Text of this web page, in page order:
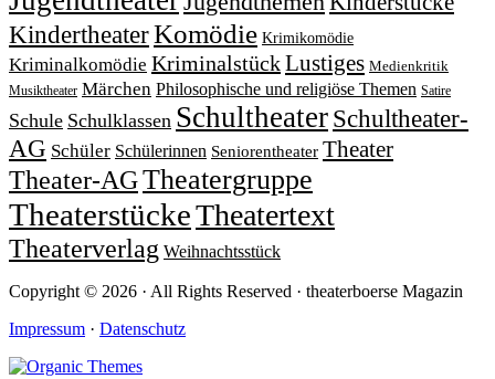
KindertheaterKomödie Krimikomödie
Kriminalkomödie KriminalstückLustiges Medienkritik
Musiktheater Märchen Philosophische und religiöse Themen Satire
Schule Schulklassen Schultheater Schultheater-
AG Schüler Schülerinnen Seniorentheater Theater
Theater-AGTheatergruppe
TheaterstückeTheatertext
Theaterverlag Weihnachtsstück
Copyright © 2026 · All Rights Reserved · theaterboerse Magazin
Impressum · Datenschutz